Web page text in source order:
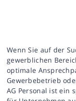
Wenn Sie auf der
gewerblichen
optimale
Gewerbebetrieb
AG Personal ist ein